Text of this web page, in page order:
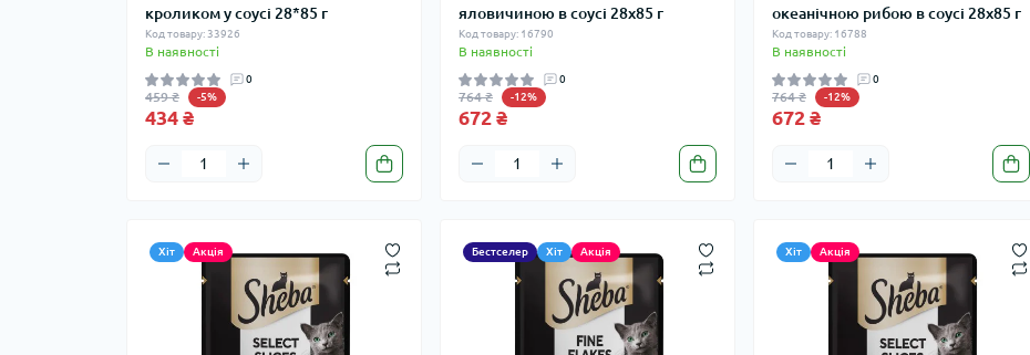
кроликом у соусі 28*85 г
Код товару: 33926
В наявності
0
459 ₴ -5%
434 ₴
яловичиною в соусі 28х85 г
Код товару: 16790
В наявності
0
764 ₴ -12%
672 ₴
океанічною рибою в соусі 28х85 г
Код товару: 16788
В наявності
0
764 ₴ -12%
672 ₴
Хіт Акція Бестселер Хіт Акція Хіт Акція